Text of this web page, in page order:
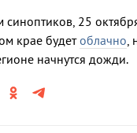
синоптиков, 25
крае будетоблачно,
начнутся дожди.